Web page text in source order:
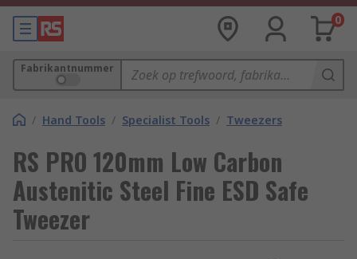
0
Fabrikantnummer
/ Hand Tools / Specialist Tools / Tweezers
RS PRO 120mm Low Carbon
Austenitic Steel Fine ESD Safe
Tweezer